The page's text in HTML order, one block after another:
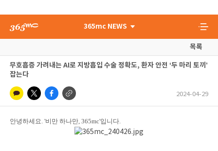
365mc NEWS
목록
무호흡증 가려내는 AI로 지방흡입 수술 정확도, 환자 안전 ‘두 마리 토끼’
잡는다
2024-04-29
안녕하세요. '비만 하나만, 365mc'입니다.